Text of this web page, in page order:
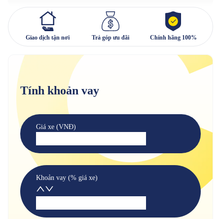
Giao dịch tận nơi Trả góp ưu đãi Chính hãng 100%
Tính khoản vay
Giá xe (VNĐ)
Khoản vay (% giá xe)